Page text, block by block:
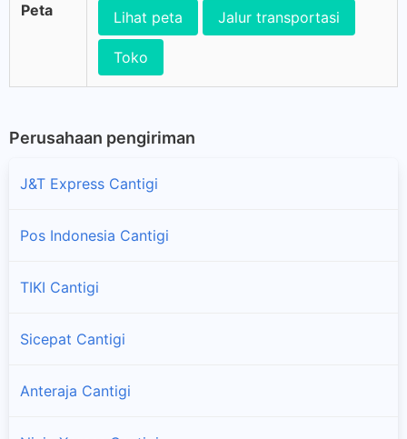
Peta Lihat peta Jalur transportasi
Toko
Perusahaan pengiriman
J&T Express Cantigi
Pos Indonesia Cantigi
TIKI Cantigi
Sicepat Cantigi
Anteraja Cantigi